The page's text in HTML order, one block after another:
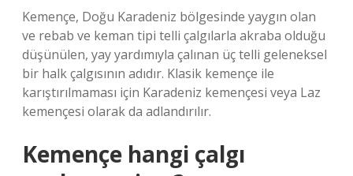
Kemençe, Doğu Karadeniz bölgesinde yaygın olan
ve rebab ve keman tipi telli çalgılarla akraba olduğu
düşünülen, yay yardımıyla çalınan üç telli geleneksel
bir halk çalgısının adıdır. Klasik kemençe ile
karıştırılmaması için Karadeniz kemençesi veya Laz
kemençesi olarak da adlandırılır.
Kemençe hangi çalgı